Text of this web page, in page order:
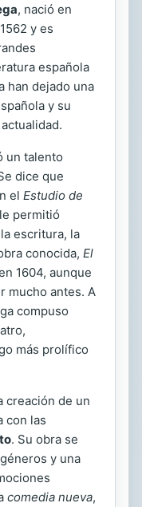
, nació en
y es
española
han dejado una
y su
un talento
dice que
el Estudio de
permitió
escritura, la
conocida, El
1604, aunque
mucho antes. A
compuso
más prolífico
creación de un
con las
. Su obra se
y una
comedia nueva,